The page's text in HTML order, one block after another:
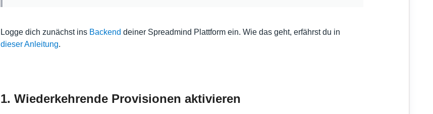
Logge dich zunächst ins Backend deiner Spreadmind Plattform ein. Wie das geht, erfährst du in
dieser Anleitung.
1. Wiederkehrende Provisionen aktivieren